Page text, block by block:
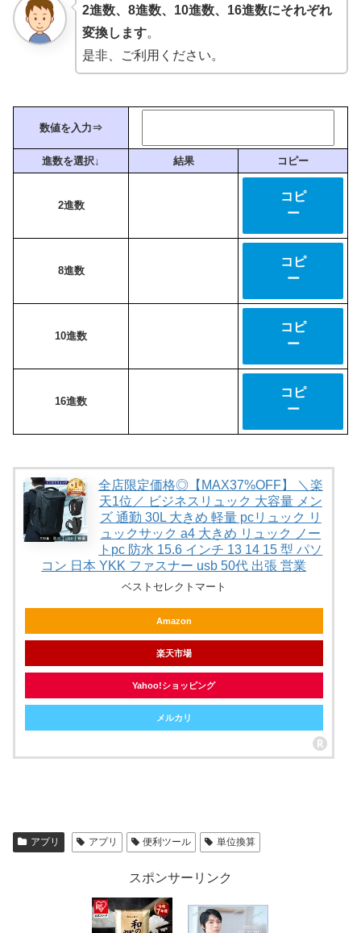
2進数、8進数、10進数、16進数にそれぞれ
変換します。
是非、ご利用ください。
数値を入力⇒
進数を選択↓ 結果 コピー
2進数
コピ
ー
8進数
コピ
ー
10進数
コピ
ー
16進数
コピ
ー
全店限定価格◎【MAX37%OFF】 ＼楽
天1位／ ビジネスリュック 大容量 メン
ズ 通勤 30L 大きめ 軽量 pcリュック リ
ュックサック a4 大きめ リュック ノー
トpc 防水 15.6 インチ 13 14 15 型 パソ
コン 日本 YKK ファスナー usb 50代 出張 営業
ベストセレクトマート
Amazon
楽天市場
Yahoo!ショッピング
メルカリ
アプリ アプリ 便利ツール 単位換算
スポンサーリンク